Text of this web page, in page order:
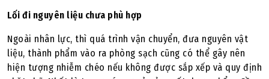
Lối đi nguyên liệu chưa phù hợp
Ngoài nhân lực, thì quá trình vận chuyển, đưa nguyên vật
liệu, thành phẩm vào ra phòng sạch cũng có thể gây nên
hiện tượng nhiễm chéo nếu không được sắp xếp và quy định